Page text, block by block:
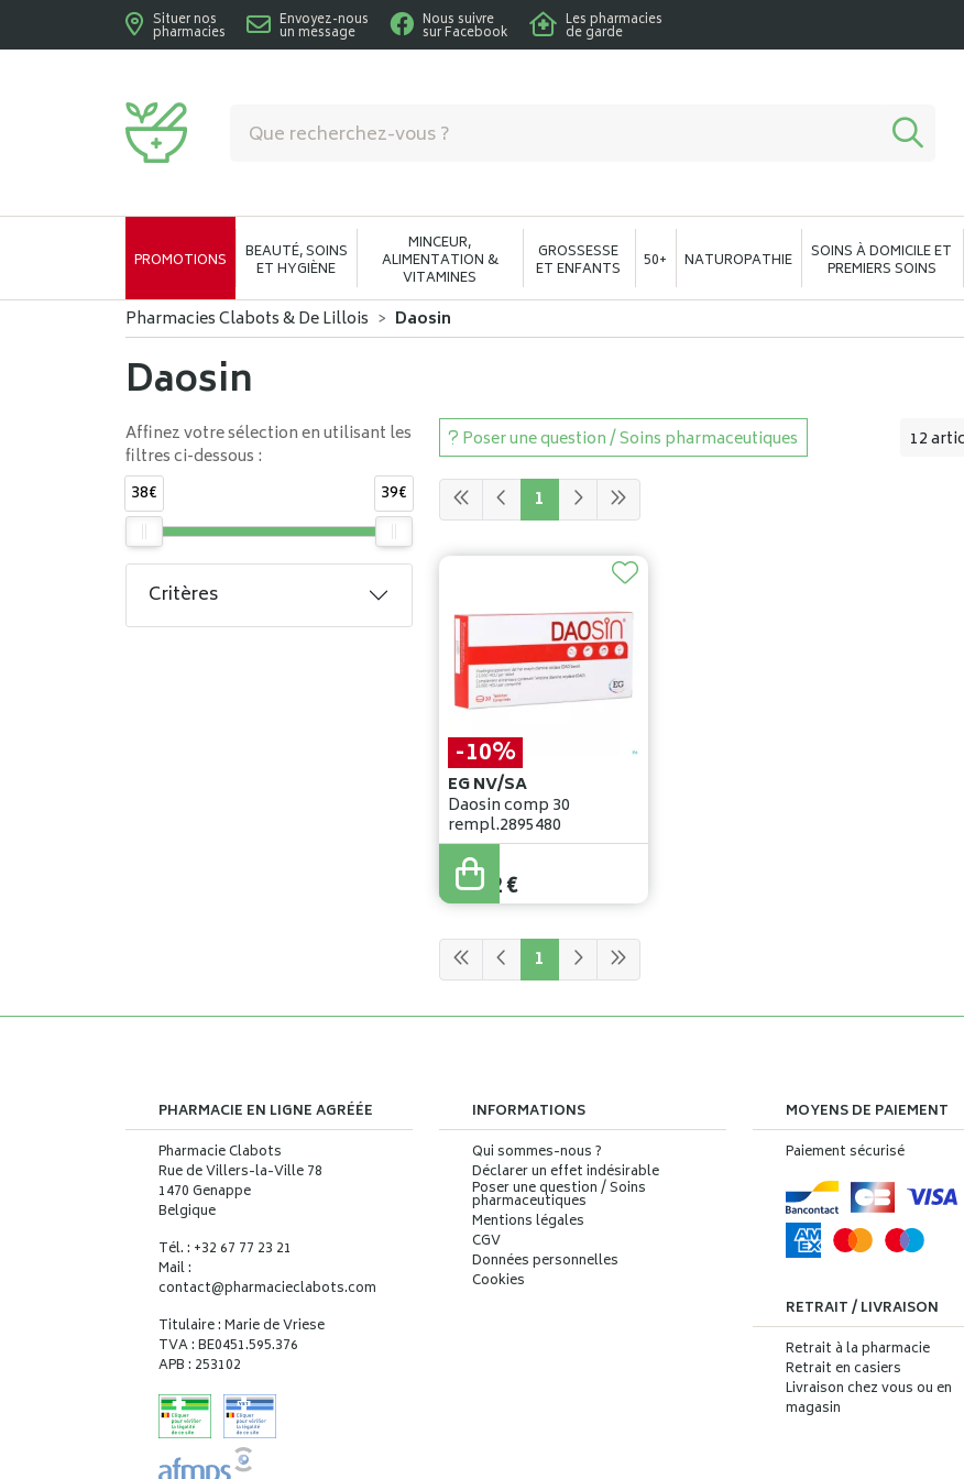
Situer nos
pharmacies
Envoyez-nous
un message
Nous suivre
sur Facebook
Les pharmacies
de garde
PROMOTIONS BEAUTÉ, SOINS
ET HYGIÈNE
MINCEUR,
ALIMENTATION &
VITAMINES
GROSSESSE
ET ENFANTS 50+ NATUROPATHIE SOINS À DOMICILE ET
PREMIERS SOINS
Pharmacies Clabots & De Lillois Daosin
Daosin
Poser une question / Soins pharmaceutiques
1
-10%
EG NV/SA
Daosin comp 30
rempl.2895480
42,25
38,02€
1
Affinez votre sélection en utilisant les
filtres ci-dessous :
38€
39€
Critères
PHARMACIE EN LIGNE AGRÉÉE
Pharmacie Clabots
Rue de Villers-la-Ville 78
1470 Genappe
Belgique
Tél. : +32 67 77 23 21
Mail :
contact@pharmacieclabots.com
Titulaire : Marie de Vriese
TVA : BE0451.595.376
APB : 253102
INFORMATIONS
Qui sommes-nous ?
Déclarer un effet indésirable
Poser une question / Soins
pharmaceutiques
Mentions légales
CGV
Données personnelles
Cookies
MOYENS DE PAIEMENT
Paiement sécurisé
RETRAIT / LIVRAISON
Retrait à la pharmacie
Retrait en casiers
Livraison chez vous ou en
magasin